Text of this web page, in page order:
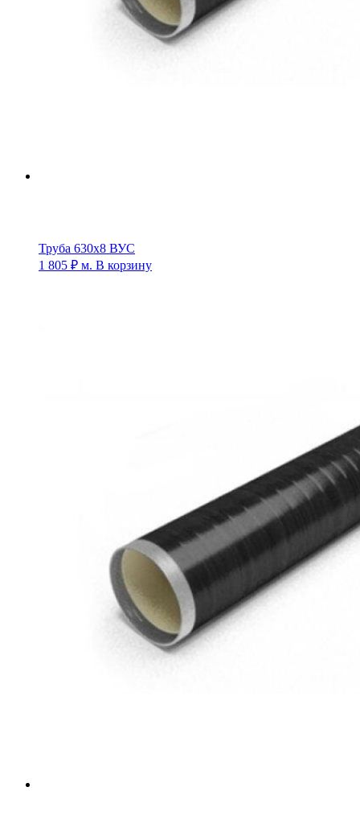
Труба 630х8 ВУС
1 805 ₽ м. В корзину